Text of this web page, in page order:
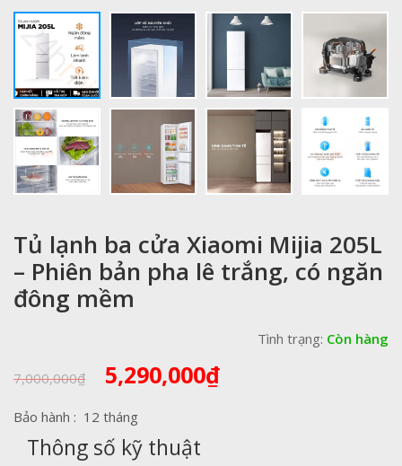
Tủ lạnh ba cửa Xiaomi Mijia 205L
– Phiên bản pha lê trắng, có ngăn
đông mềm
Tình trạng: Còn hàng
7,000,000₫ Giá
gốc
là:
7,000,000₫.
5,290,000₫Giá
Bảo hành : 12 tháng
Thông số kỹ thuật